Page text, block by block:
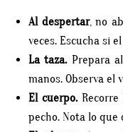
Al despertar, no
veces. Escucha si
La taza.Prepara
manos. Observa el
El cuerpo.Recorre
pecho. Nota lo que